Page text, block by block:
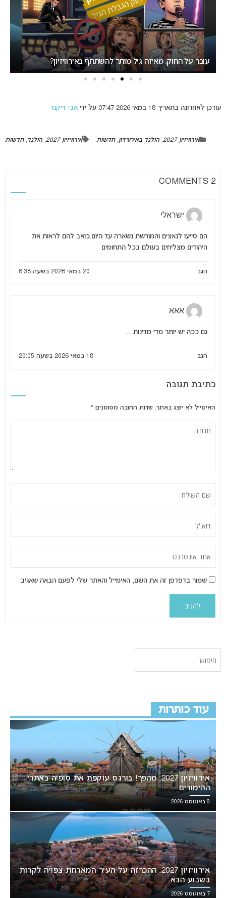
אירוויזיון 2027 בבולגריה: המחלוקת סביב העיר המארחת בנקודת
רתיחה
עודכן לאחרונה בתאריך 18 במאי 2026 07:47 על ידי אבי זייקנר
אירוויזיון 2027 ,הולנד באירוויזיון,חדשות אירוויזיון 2027 ,הולנד,חדשות
2 COMMENTS
ישראלי
הם סייעו לנאצים והמורשת נשארה עד היום.כואב להם לראות את
היהודים מצליחים בעולם בכל התחומים
20 במאי 2026 בשעה 8:38 הגב
אאא
גם ככה יש יותר מדי מדינות…
18 במאי 2026 בשעה 20:05 הגב
כתיבת תגובה
האימייל לא יוצג באתר. שדות החובה מסומנים *
שמור בדפדפן זה את השם, האימייל והאתר שלי לפעם הבאה שאגיב.
עוד כותרות
אירוויזיון 2027: מהפך! בורגס עוקפת את סופיה באתרי
ההימורים
8 באוגוסט 2026
אירוויזיון 2027: ההכרזה על העיר המארחת צפויה לקרות
בשבוע הבא
7 באוגוסט 2026